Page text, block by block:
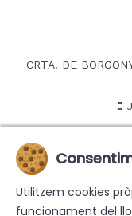
CRTA. DE
Utilitzem cookies
funcionament del